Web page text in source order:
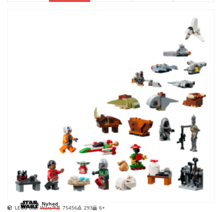
Nyhed
LEGO Star Wars™ 75456 293 6+